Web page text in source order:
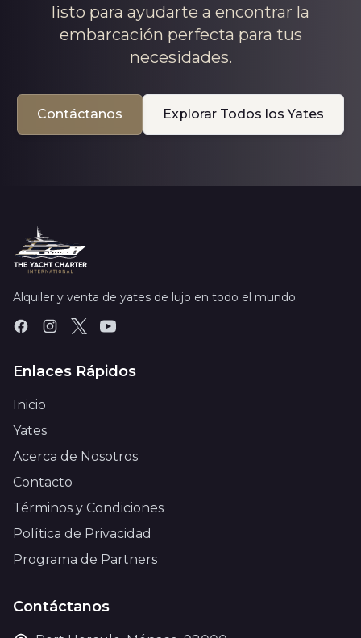
listo para ayudarte a encontrar la
embarcación perfecta para tus
necesidades.
Contáctanos Explorar Todos los Yates
Alquiler y venta de yates de lujo en todo el mundo.
Enlaces Rápidos
Inicio
Yates
Acerca de Nosotros
Contacto
Términos y Condiciones
Política de Privacidad
Programa de Partners
Contáctanos